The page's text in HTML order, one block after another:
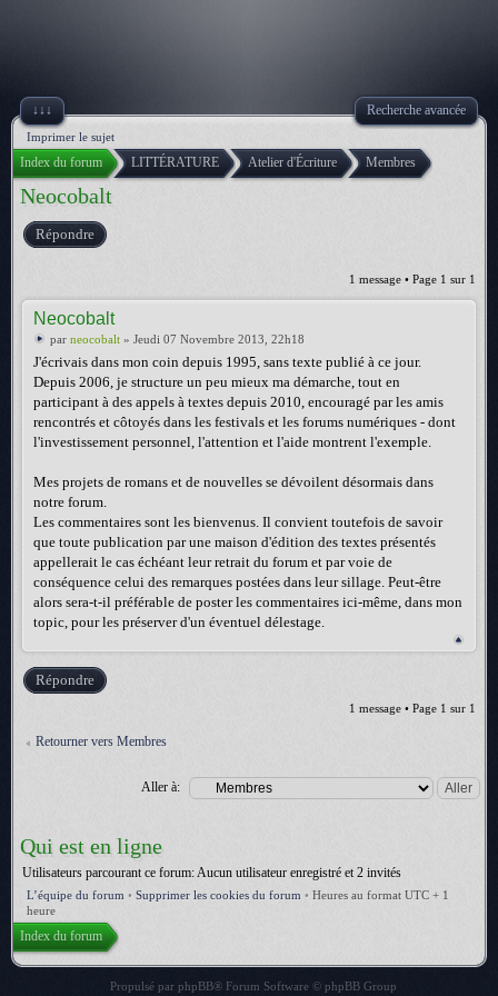
↓↓↓ Recherche avancée
Imprimer le sujet
Index du forum LITTÉRATURE Atelier d'Écriture Membres
Neocobalt
Répondre
1 message • Page 1 sur 1
Neocobalt
par neocobalt » Jeudi 07 Novembre 2013, 22h18
J'écrivais dans mon coin depuis 1995, sans texte publié à ce jour.
Depuis 2006, je structure un peu mieux ma démarche, tout en
participant à des appels à textes depuis 2010, encouragé par les amis
rencontrés et côtoyés dans les festivals et les forums numériques - dont
l'investissement personnel, l'attention et l'aide montrent l'exemple.
Mes projets de romans et de nouvelles se dévoilent désormais dans
notre forum.
Les commentaires sont les bienvenus. Il convient toutefois de savoir
que toute publication par une maison d'édition des textes présentés
appellerait le cas échéant leur retrait du forum et par voie de
conséquence celui des remarques postées dans leur sillage. Peut-être
alors sera-t-il préférable de poster les commentaires ici-même, dans mon
topic, pour les préserver d'un éventuel délestage.
Répondre
1 message • Page 1 sur 1
Retourner vers Membres
Aller à:
Qui est en ligne
Utilisateurs parcourant ce forum: Aucun utilisateur enregistré et 2 invités
L’équipe du forum • Supprimer les cookies du forum • Heures au format UTC + 1
heure
Index du forum
Propulsé par phpBB® Forum Software © phpBB Group